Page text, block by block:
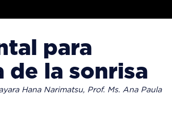
para
de la sonrisa
Hana Narimatsu, Prof. Ms. Ana Paula